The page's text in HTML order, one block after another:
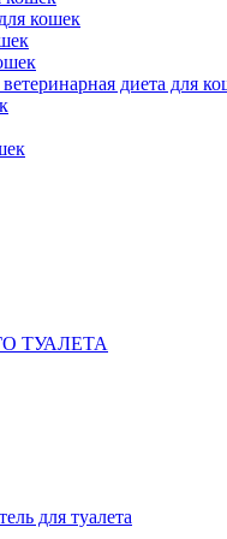
кошек
диета для
ТУАЛЕТА
для туалета